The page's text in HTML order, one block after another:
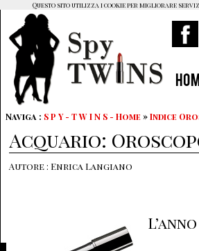
Naviga : S P Y - T W I N S - Home »Indice
Acquario:
Autore : Enrica Langiano
Questo sito utilizza i cookie per migliorare